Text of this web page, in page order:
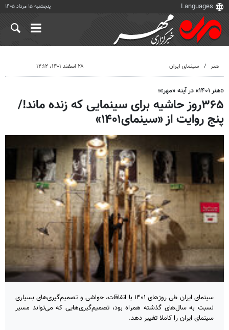
پنجشنبه ۱۵ مرداد ۱۴۰۵
هنر سینمای ایران ۲۸ اسفند ۱۴۰۱، ۱۲:۱۲
«هنر ۱۴۰۱» در آینه «مهر»؛
۳۶۵روز حاشیه برای سینمایی که زنده ماند!/
پنج روایت از «سینمای۱۴۰۱»
سینمای ایران طی روزهای ۱۴۰۱ با اتفاقات، حواشی و تصمیم‌گیری‌های بسیاری
نسبت به سال‌های گذشته همراه بود، تصمیم‌گیری‌هایی که می‌تواند مسیر
سینمای ایران را کاملا تغییر دهد.